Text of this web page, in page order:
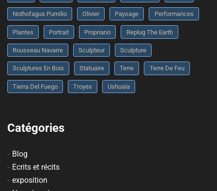
Nothofagus Pumilio Olivier Paysage Performances
Plantes Portrait Propriano Replug The Earth
Rousseau Navarre Sculpteur Sculpture
Sculptures En Bois Statuaire Terre Terre De Feu
Tierra Del Fuego Troyes Ushuaïa
Catégories
Blog
Ecrits et récits
exposition